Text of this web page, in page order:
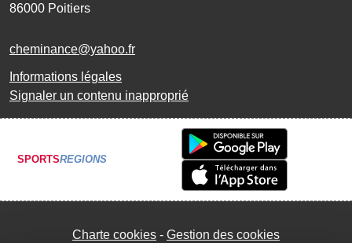
86000 Poitiers
cheminance@yahoo.fr
Informations légales
Signaler un contenu inapproprié
SPORTSREGIONS
Charte cookies Gestion des cookies